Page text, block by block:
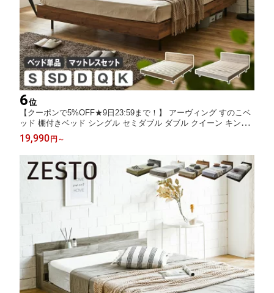
6位
【クーポンで5%OFF★9日23:59まで！】 アーヴィング すのこベ
ッド 棚付きベッド シングル セミダブル ダブル クイーン キング
ベッドフレーム マットレス付き 木製 コンセント付き ベッド ベッ
ト 脚付きベッド 宮付きベッド ヘッド付き
19,990円 ～